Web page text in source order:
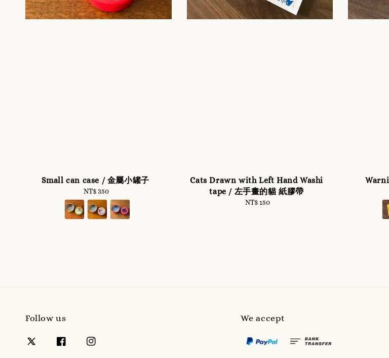
Small can case / 金屬小罐子
Regular
price
NT$ 350
Cats Drawn with Left Hand Washi
tape / 左手畫的貓 紙膠帶
Regular
NT$ 150
Follow us We accept